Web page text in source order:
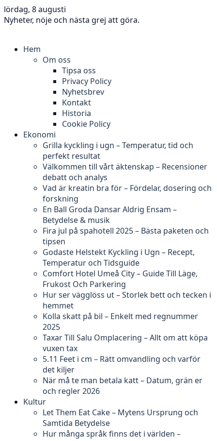
lördag, 8 augusti
Nyheter, nöje och nästa grej att göra.
Hem
Om oss
Tipsa oss
Privacy Policy
Nyhetsbrev
Kontakt
Historia
Cookie Policy
Ekonomi
Grilla kyckling i ugn – Temperatur, tid och
perfekt resultat
Välkommen till vårt äktenskap – Recensioner
debatt och analys
Vad är kreatin bra för – Fördelar, dosering och
forskning
En Ball Groda Dansar Aldrig Ensam –
Betydelse & musik
Fira jul på spahotell 2025 – Bästa paketen och
tipsen
Godaste Helstekt Kyckling i Ugn – Recept,
Temperatur och Tidsguide
Comfort Hotel Umeå City – Guide Till Läge,
Frukost Och Parkering
Hur ser vägglöss ut – Storlek bett och tecken i
hemmet
Kolla skatt på bil – Enkelt med regnummer
2025
Taxar Till Salu Omplacering – Allt om att köpa
vuxen tax
5.11 Feet i cm – Rätt omvandling och varför
det kiljer
När må te man betala katt – Datum, grän er
och regler 2026
Kultur
Let Them Eat Cake – Mytens Ursprung och
Samtida Betydelse
Hur många språk finns det i världen –